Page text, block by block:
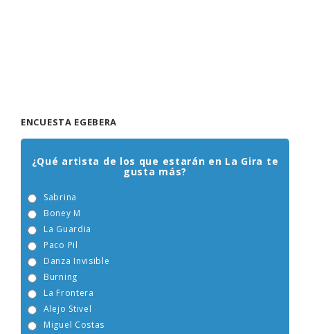
ENCUESTA EGEBERA
¿Qué artista de los que estarán en La Gira te
gusta más?
Sabrina
Boney M
La Guardia
Paco Pil
Danza Invisible
Burning
La Frontera
Alejo Stivel
Miguel Costas